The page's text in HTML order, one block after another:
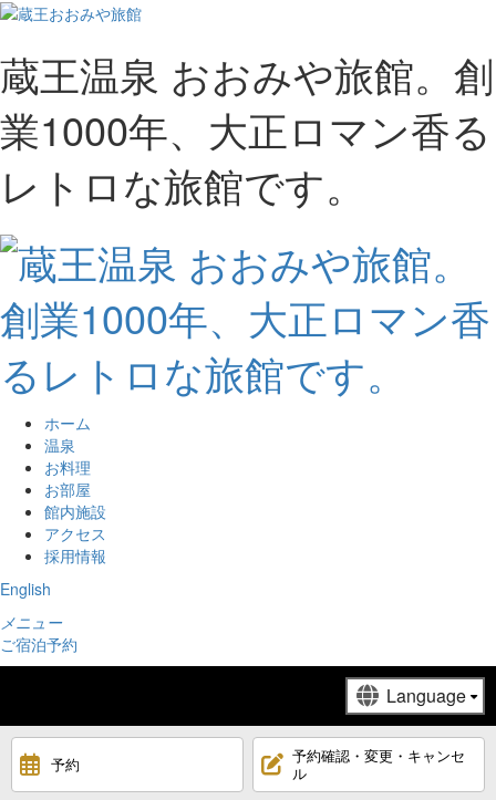
蔵王温泉 おおみや旅館。創
業1000年、大正ロマン香る
レトロな旅館です。
ホーム
温泉
お料理
お部屋
館内施設
アクセス
採用情報
English
メニュー
ご宿泊予約
予約
予約確認・変更・キャンセ
ル